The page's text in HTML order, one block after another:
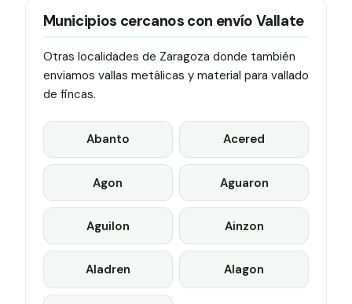
Municipios cercanos con envío Vallate
Otras localidades de Zaragoza donde también
enviamos vallas metálicas y material para vallado
de fincas.
Abanto Acered
Agon Aguaron
Aguilon Ainzon
Aladren Alagon